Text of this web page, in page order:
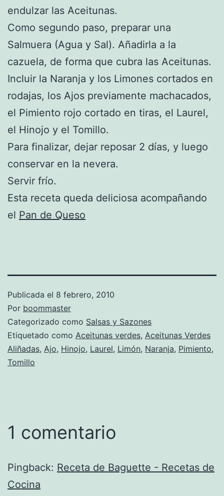
endulzar las Aceitunas.
Como segundo paso, preparar una
Salmuera (Agua y Sal). Añadirla a la
cazuela, de forma que cubra las Aceitunas.
Incluir la Naranja y los Limones cortados en
rodajas, los Ajos previamente machacados,
el Pimiento rojo cortado en tiras, el Laurel,
el Hinojo y el Tomillo.
Para finalizar, dejar reposar 2 días, y luego
conservar en la nevera.
Servir frío.
Esta receta queda deliciosa acompañando
el Pan de Queso
Publicada el 8 febrero, 2010
Por boommaster
Categorizado como Salsas y Sazones
Etiquetado como Aceitunas verdes, Aceitunas Verdes
Aliñadas, Ajo, Hinojo, Laurel, Limón, Naranja, Pimiento,
Tomillo
1 comentario
Pingback: Receta de Baguette - Recetas de
Cocina